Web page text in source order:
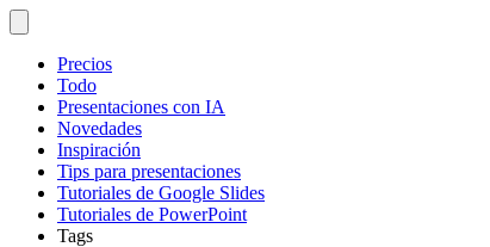
Precios
Todo
Presentaciones con IA
Novedades
Inspiración
Tips para presentaciones
Tutoriales de Google Slides
Tutoriales de PowerPoint
Tags